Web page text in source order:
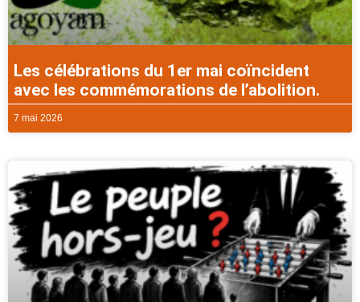
Les célébrations du 1er mai coïncident
avec les commémorations de l’abolition.
7 mai 2026